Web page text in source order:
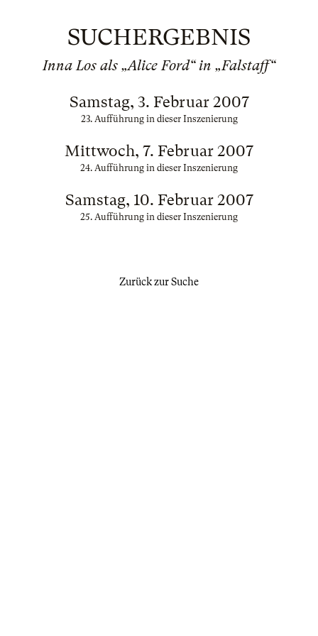
SUCHERGEBNIS
Inna Los als „Alice Ford“ in „Falstaff“
Samstag, 3. Februar 2007
23. Aufführung in dieser Inszenierung
Mittwoch, 7. Februar 2007
24. Aufführung in dieser Inszenierung
Samstag, 10. Februar 2007
25. Aufführung in dieser Inszenierung
Zurück zur Suche